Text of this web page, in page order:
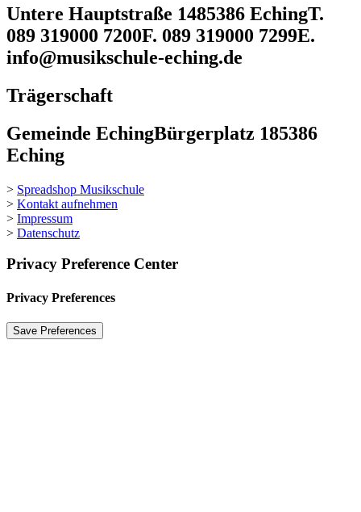
Untere Hauptstraße 1485386 EchingT.
089 319000 7200F. 089 319000 7299E.
info@musikschule-eching.de
Trägerschaft
Gemeinde EchingBürgerplatz 185386
Eching
> Spreadshop Musikschule
> Kontakt aufnehmen
> Impressum
> Datenschutz
Privacy Preference Center
Privacy Preferences